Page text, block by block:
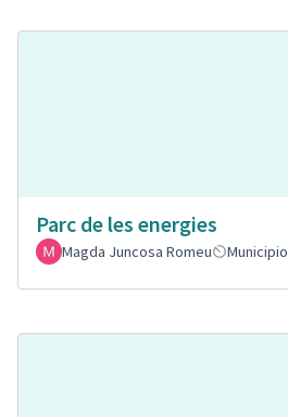
Parc de les energies
Magda Juncosa Romeu
Municipio